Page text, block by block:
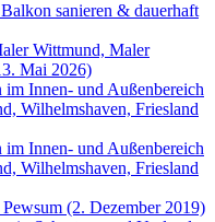
sanieren & dauerhaft
Wittmund, Maler
Mai 2026)
Innen- und Außenbereich
Wilhelmshaven, Friesland
Innen- und Außenbereich
Wilhelmshaven, Friesland
(2. Dezember 2019)